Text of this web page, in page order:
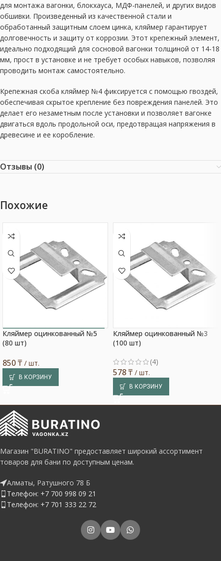
для монтажа вагонки, блокхауса, МДФ-панелей, и других видов
обшивки. Произведенный из качественной стали и
обработанный защитным слоем цинка, кляймер гарантирует
долговечность и защиту от коррозии. Этот крепежный элемент,
идеально подходящий для сосновой вагонки толщиной от 14-18
мм, прост в установке и не требует особых навыков, позволяя
проводить монтаж самостоятельно.
Крепежная скоба кляймер №4 фиксируется с помощью гвоздей,
обеспечивая скрытое крепление без повреждения панелей. Это
делает его незаметным после установки и позволяет вагонке
двигаться вдоль продольной оси, предотвращая напряжения в
древесине и ее коробление.
Отзывы (0)
Похожие
Выбор покупателя
Кляймер оцинкованный №5
(80 шт)
850₸ / шт.
В КОРЗИНУ
Кляймер оцинкованный №3
(100 шт)
(4)
578₸ / шт.
В КОРЗИНУ
Магазин "BURATINO" предоставляет широкий ассортимент
товаров для бани по доступным ценам.
Алматы, Ратушного 78 Б
Телефон: +7 700 998 09 21
Телефон: +7 701 333 22 72